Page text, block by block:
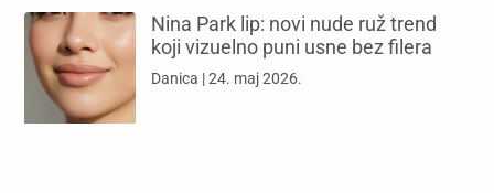
Nina Park lip: novi nude ruž trend
koji vizuelno puni usne bez filera
Danica 24. maj 2026.